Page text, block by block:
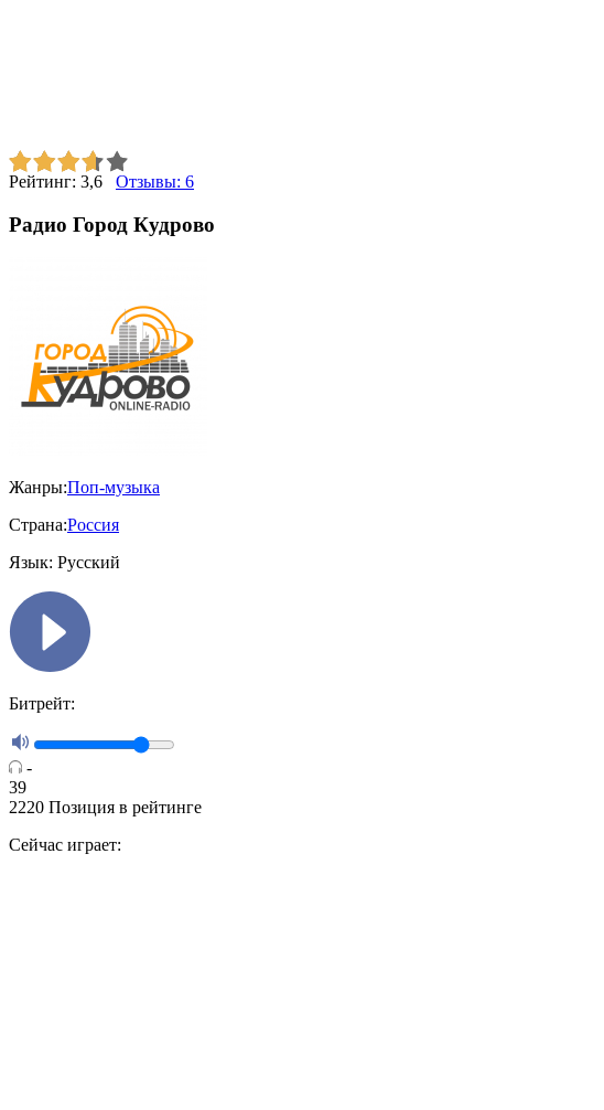
Рейтинг: 3,6 Отзывы: 6
Радио Город Кудрово
Жанры:Поп-музыка
Страна:Россия
Язык: Русский
Битрейт:
-
39
2220 Позиция в рейтинге
Сейчас играет: